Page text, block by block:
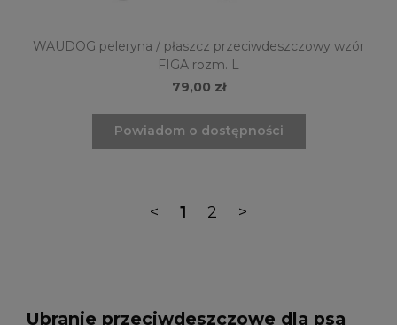
WAUDOG peleryna / płaszcz przeciwdeszczowy wzór
FIGA rozm. L
79,00 zł
Powiadom o dostępności
< 1 2 >
Ubranie przeciwdeszczowe dla psa